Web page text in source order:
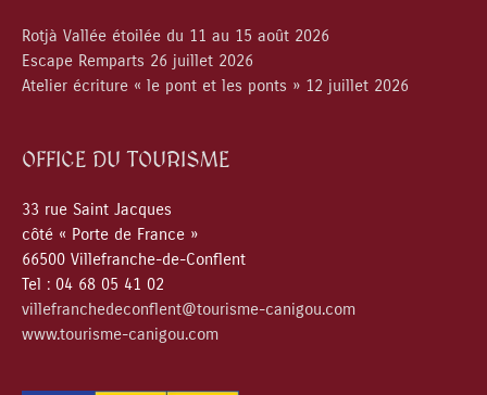
Rotjà Vallée étoilée du 11 au 15 août 2026
Escape Remparts 26 juillet 2026
Atelier écriture « le pont et les ponts » 12 juillet 2026
OFFICE DU TOURISME
33 rue Saint Jacques
côté « Porte de France »
66500 Villefranche-de-Conflent
Tel : 04 68 05 41 02
villefranchedeconflent@tourisme-canigou.com
www.tourisme-canigou.com